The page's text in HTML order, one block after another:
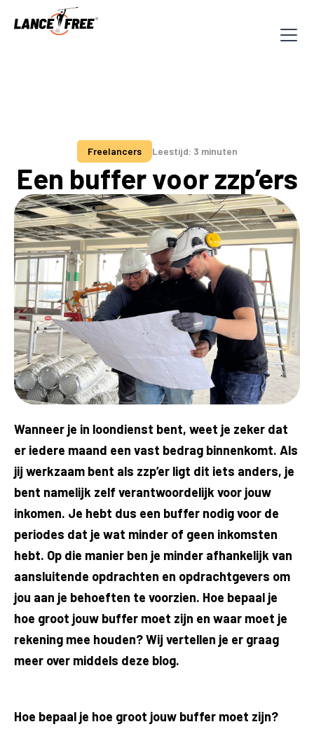
Freelancers Leestijd: 3 minuten
Een buffer voor zzp’ers
Wanneer je in loondienst bent, weet je zeker dat
er iedere maand een vast bedrag binnenkomt. Als
jij werkzaam bent als zzp’er ligt dit iets anders, je
bent namelijk zelf verantwoordelijk voor jouw
inkomen. Je hebt dus een buffer nodig voor de
periodes dat je wat minder of geen inkomsten
hebt. Op die manier ben je minder afhankelijk van
aansluitende opdrachten en opdrachtgevers om
jou aan je behoeften te voorzien. Hoe bepaal je
hoe groot jouw buffer moet zijn en waar moet je
rekening mee houden? Wij vertellen je er graag
meer over middels deze blog.
Hoe bepaal je hoe groot jouw buffer moet zijn?